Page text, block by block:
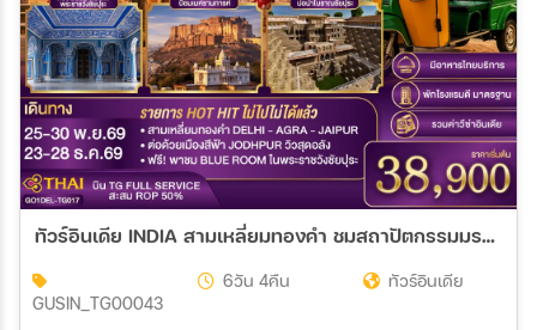
ทัวร์อินเดีย INDIA สามเหลี่ยมทองคำ ชมสถาปัตกรรมมรดกโลก เดลี-อัครา-ชัยปุระ-จอดห์ปูร์ 6วัน 4คืน (TG)
GUSIN_TG00043
6วัน 4คืน ทัวร์อินเดีย